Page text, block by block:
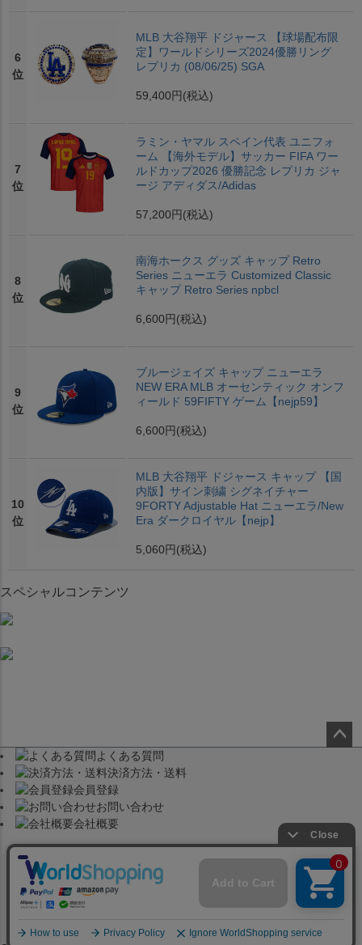
6
位
MLB 大谷翔平 ドジャース 【球場配布限
定】ワールドシリーズ2024優勝リング
レプリカ (08/06/25) SGA
59,400円 (税込)
7
位
ラミン・ヤマル スペイン代表 ユニフォ
ーム 【海外モデル】サッカー FIFA ワー
ルドカップ2026 優勝記念 レプリカ ジャ
ージ アディダス/Adidas
57,200円 (税込)
8
位
南海ホークス グッズ キャップ Retro
Series ニューエラ Customized Classic
キャップ Retro Series npbcl
6,600円 (税込)
9
位
ブルージェイズ キャップ ニューエラ
NEW ERA MLB オーセンティック オンフ
ィールド 59FIFTY ゲーム【nejp59】
6,600円 (税込)
10
位
MLB 大谷翔平 ドジャース キャップ 【国
内版】サイン刺繍 シグネイチャー
9FORTY Adjustable Hat ニューエラ/New
Era ダークロイヤル【nejp】
5,060円 (税込)
スペシャルコンテンツ
よくある質問
決済方法・送料
会員登録
お問い合わせ
会社概要